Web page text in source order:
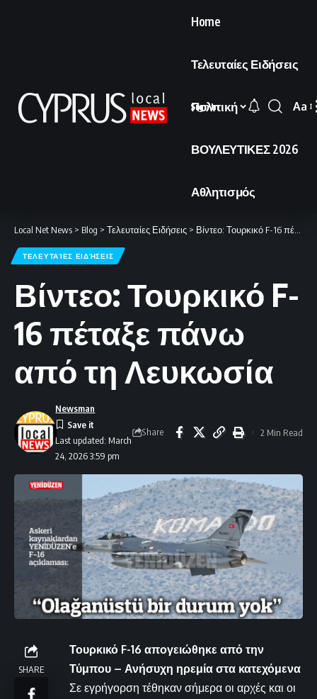
Home
Τελευταίες Ειδήσεις
Πολιτική
ΒΟΥΛΕΥΤΙΚΕΣ 2026
Αθλητισμός
Sign In
Font
Aa
Local Net News > Blog > Τελευταίες Ειδήσεις > Βίντεο: Τουρκικό F-16 πέταξε πάνω από τη Λευκωσία
ΤΕΛΕΥΤΑΊΕΣ ΕΙΔΉΣΕΙΣ
Βίντεο: Τουρκικό F-
16 πέταξε πάνω
από τη Λευκωσία
Last updated: March
24, 2026 3:59 pm
Newsman
Share 2 Min Read
SHARE
Τουρκικό F-16 απογειώθηκε από την
Τύμπου – Ανήσυχη ηρεμία στα κατεχόμενα
Σε εγρήγορση τέθηκαν σήμερα οι αρχές και οι